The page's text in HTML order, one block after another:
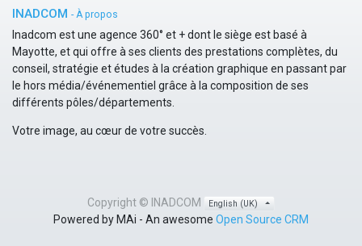
INADCOM -À propos
Inadcom est une agence 360° et + dont le siège est basé à
Mayotte, et qui offre à ses clients des prestations complètes, du
conseil, stratégie et études à la création graphique en passant par
le hors média/événementiel grâce à la composition de ses
différents pôles/départements.
Votre image, au cœur de votre succès.
Copyright © INADCOM English (UK)
Powered by MAi - An awesome Open Source CRM